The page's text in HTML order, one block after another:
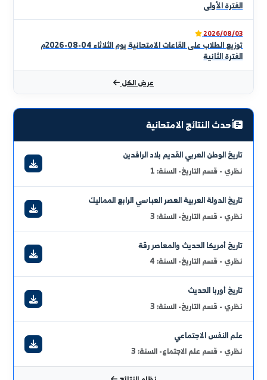
2026/08/
توزيع الطلاب على القاعات الامتحانية يوم الخميس 06-08-2026م
الثانية
2026/08/
الأولى
2026/08/
الثانية
2026/08/
توزيع الطلاب على القاعات الامتحانية يوم الأربعاء 05-08-2026م
الأولى
2026/08/
الثانية
أحدث النتائج الامتحانية
الوطن العربي القديم بلاد الرافدين